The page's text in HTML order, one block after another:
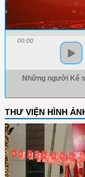
00:00
Những người Kể
THƯ VIỆN HÌNH